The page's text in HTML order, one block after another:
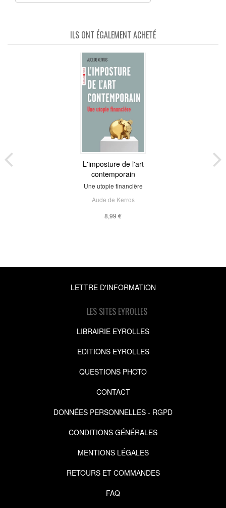
ILS ONT ÉGALEMENT ACHETÉ
L'imposture de l'art
contemporain
Une utopie financière
Aude de Kerros
8,99 €
LETTRE D'INFORMATION
LES SITES EYROLLES
LIBRAIRIE EYROLLES
EDITIONS EYROLLES
QUESTIONS PHOTO
CONTACT
DONNÉES PERSONNELLES - RGPD
CONDITIONS GÉNÉRALES
MENTIONS LÉGALES
RETOURS ET COMMANDES
FAQ